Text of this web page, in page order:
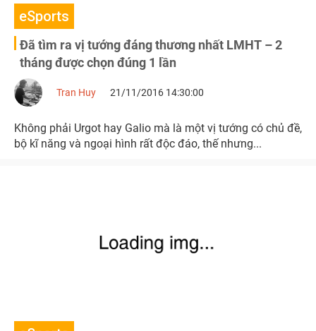
eSports
Đã tìm ra vị tướng đáng thương nhất LMHT – 2
tháng được chọn đúng 1 lần
Tran Huy 21/11/2016 14:30:00
Không phải Urgot hay Galio mà là một vị tướng có chủ đề,
bộ kĩ năng và ngoại hình rất độc đáo, thế nhưng...